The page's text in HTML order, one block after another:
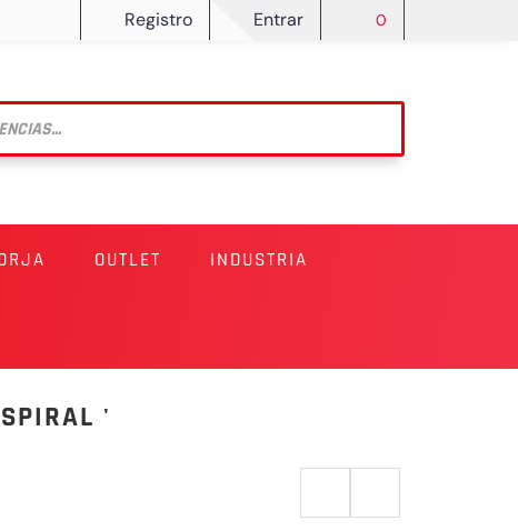
Registro Entrar 0
OUTLET INDUSTRIA
'